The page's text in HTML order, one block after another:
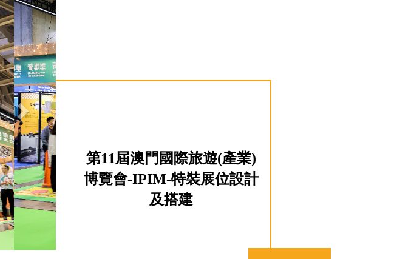
第11屆澳門國際旅遊(產業)
博覽會-IPIM-特裝展位設計
及搭建